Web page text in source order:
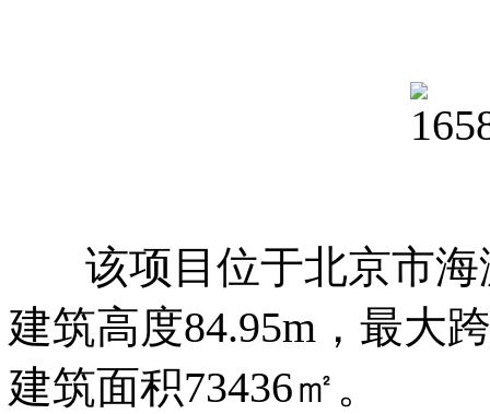
该项目位于北京市海
建筑高度84.95m，最大
建筑面积73436㎡。